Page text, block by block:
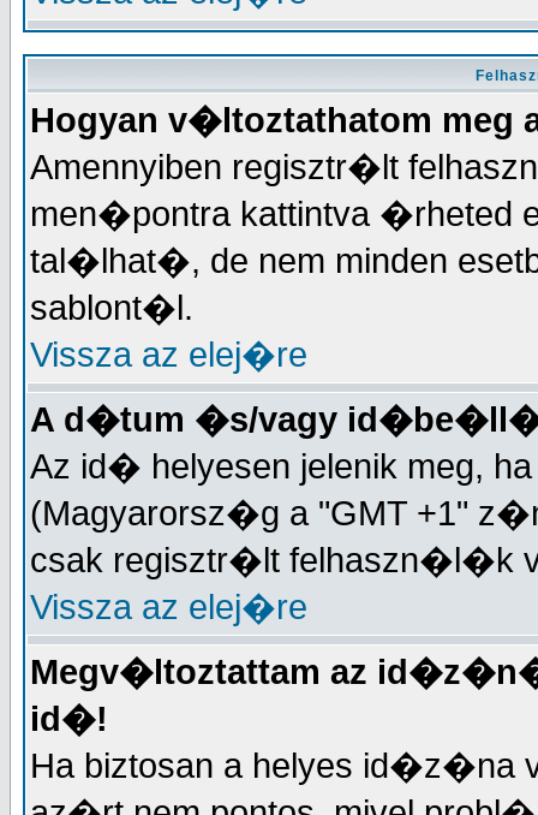
Hogyan v�ltoztathatom
Amennyiben regisztr�lt
men�pontra kattintva �rheted
tal�lhat�, de nem minden
sablont�l.
Vissza az elej�re
A d�tum �s/vagy
Az id� helyesen jelenik meg,
(Magyarorsz�g a "GMT +1"
csak regisztr�lt felhaszn�l�k
Vissza az elej�re
Megv�ltoztattam az
id�!
Ha biztosan a helyes